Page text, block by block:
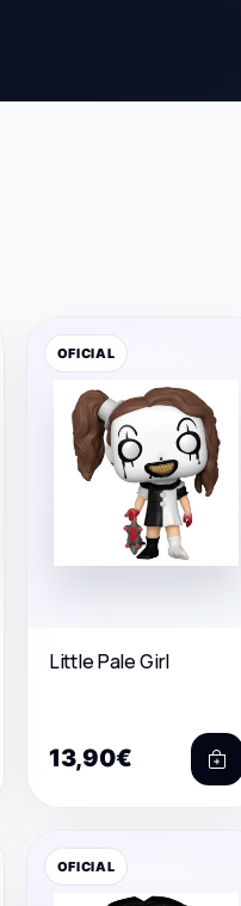
OFICIAL
Little Pale Girl
13,90€
OFICIAL